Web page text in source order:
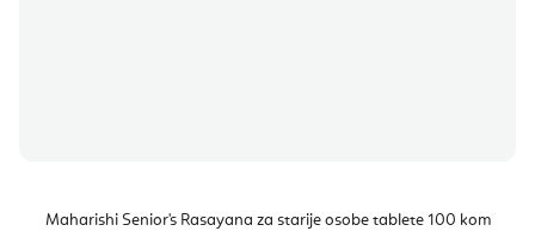
Maharishi Senior's Rasayana za starije osobe tablete 100 kom